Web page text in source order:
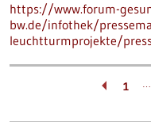
https://www.forum-
bw.de/infothek/
leuchtturmprojekte/
1 …